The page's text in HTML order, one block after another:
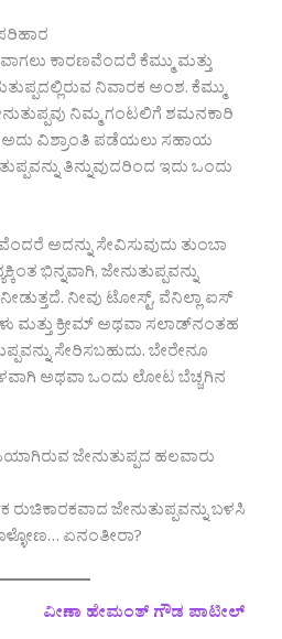
ಕಾರಣವೆಂದರೆ ಕೆಮ್ಮು ಮತ್ತು
ನಿವಾರಕ ಅಂಶ. ಕೆಮ್ಮು
ನಿಮ್ಮ ಗಂಟಲಿಗೆ ಶಮನಕಾರಿ
ಅದು ವಿಶ್ರಾಂತಿ ಪಡೆಯಲು ಸಹಾಯ
ತಿನ್ನುವುದರಿಂದ ಇದು ಒಂದು
ಅದನ್ನು ಸೇವಿಸುವುದು ತುಂಬಾ
ಭಿನ್ನವಾಗಿ, ಜೇನುತುಪ್ಪವನ್ನು
ನೀವು ಟೋಸ್ಟ್, ವೆನಿಲ್ಲಾ ಐಸ್
ಮತ್ತು ಕ್ರೀಮ್ ಅಥವಾ ಸಲಾಡ್‌ನಂತಹ
ಸೇರಿಸಬಹುದು. ಬೇರೇನೂ
ಅಥವಾ ಒಂದು ಲೋಟ ಬೆಚ್ಚಗಿನ
ಜೇನುತುಪ್ಪದ ಹಲವಾರು
ರುಚಿಕಾರಕವಾದ ಜೇನುತುಪ್ಪವನ್ನು ಬಳಸಿ
ಏನಂತೀರಾ?
ವೀಣಾ ಹೇಮಂತ್ ಗೌಡ ಪಾಟೀಲ್